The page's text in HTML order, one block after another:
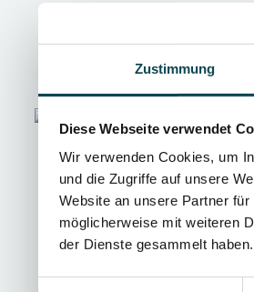
Zustimmung
Diese Webseite verwendet
Wir verwenden Cookies, um
und die Zugriffe auf unsere
Website an unsere Partner
möglicherweise mit weiteren
der Dienste gesammelt haben.